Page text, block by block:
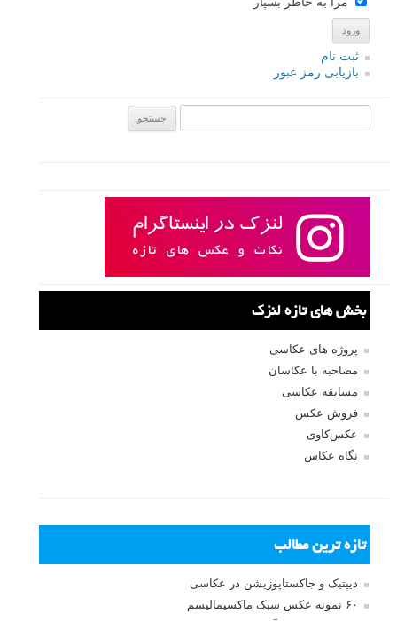
ثبت نام
بازیابی رمز عبور
بخش های تازه لنزک
پروژه های عکاسی
مصاحبه با عکاسان
مسابقه عکاسی
فروش عکس
عکس‌کاوی
نگاه عکاس
تازه ترین مطالب
دیپتیک و جاکستا‌پوزیشن در عکاسی
۶۰ نمونه عکس سبک ماکسیمالیسم